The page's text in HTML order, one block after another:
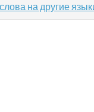
на другие